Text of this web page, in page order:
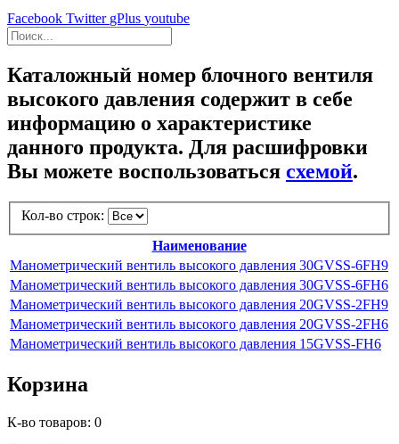
Facebook Twitter gPlus youtube
Каталожный номер блочного вентиля
высокого давления содержит в себе
информацию о характеристике
данного продукта. Для расшифровки
Вы можете воспользоваться схемой.
Кол-во строк:
Наименование
Манометрический вентиль высокого давления 30GVSS-6FH9
Манометрический вентиль высокого давления 30GVSS-6FH6
Манометрический вентиль высокого давления 20GVSS-2FH9
Манометрический вентиль высокого давления 20GVSS-2FH6
Манометрический вентиль высокого давления 15GVSS-FH6
Корзина
К-во товаров: 0